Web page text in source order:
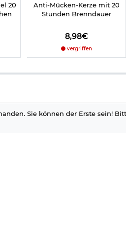
20
Anti-Mücken-Kerze mit 20
Stunden Brenndauer
8,98€
vergriffen
Sie können der Erste sein!